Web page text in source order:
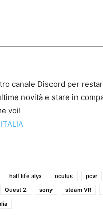
canale Discord per
novità e stare in
voi!
half life alyx oculus pcvr
Quest 2 sony steam VR